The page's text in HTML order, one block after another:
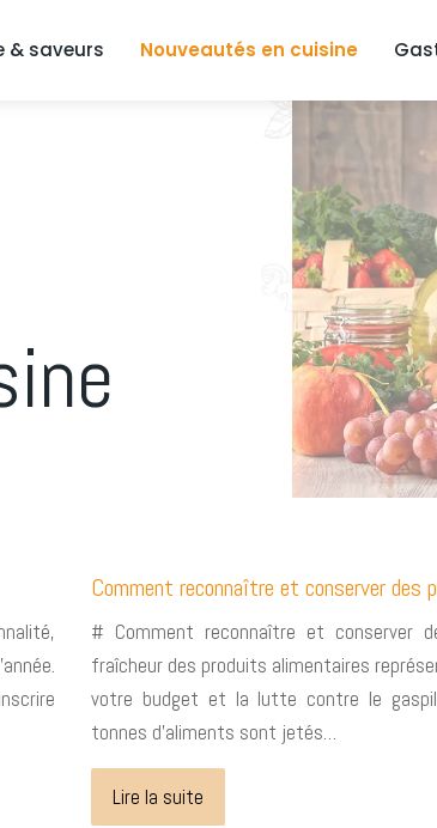
& saveurs Nouveautés en cuisine
Comment reconnaître et conserver des
# Comment reconnaître et conserver
fraîcheur des produits alimentaires
votre budget et la lutte contre le
tonnes d’aliments sont jetés…
Lire la suite